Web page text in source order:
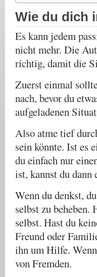
Wie du dich
Es kann jedem
nicht mehr. Die
richtig, damit die
Zuerst einmal
nach, bevor du
aufgeladenen
Also atme tief
sein könnte. Ist es
du einfach nur
ist, kannst du dann
Wenn du denkst,
selbst zu
selbst. Hast du
Freund oder
ihn um Hilfe.
von Fremden.